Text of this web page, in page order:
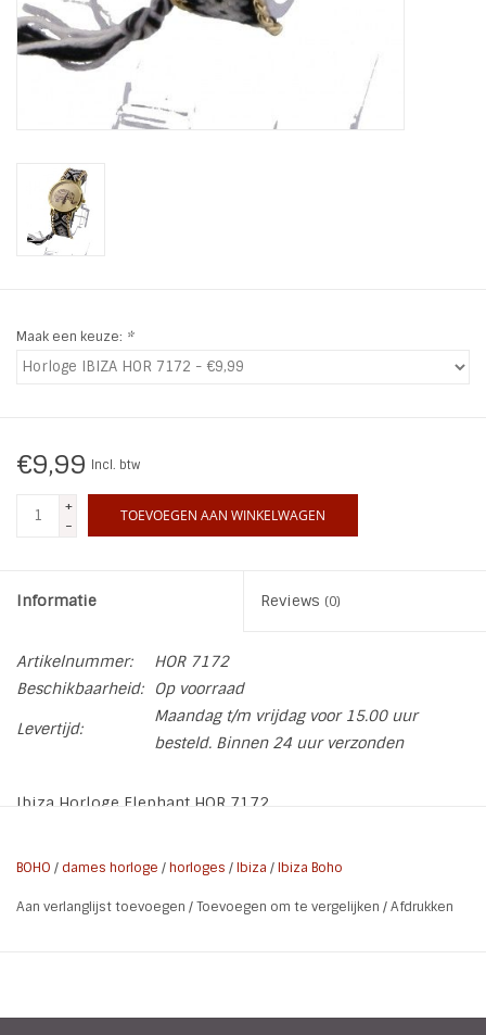
Ohlala Jewels
LIFESTYLE PRODUCTEN
SALE
Maak een keuze: *
€9,99 Incl. btw
+
-
TOEVOEGEN AAN WINKELWAGEN
Informatie Reviews (0)
Artikelnummer:
HOR 7172
Beschikbaarheid:
Op voorraad
Levertijd:
Maandag t/m vrijdag voor 15.00 uur
besteld. Binnen 24 uur verzonden
Ibiza Horloge Elephant HOR 7172
passen precies in de festival look en boho fashion trend. Je
* Materiaal: Katoen / Metaal
BOHO / dames horloge /horloges /Ibiza /Ibiza Boho
Aan verlanglijst toevoegen /Toevoegen om te vergelijken /Afdrukken